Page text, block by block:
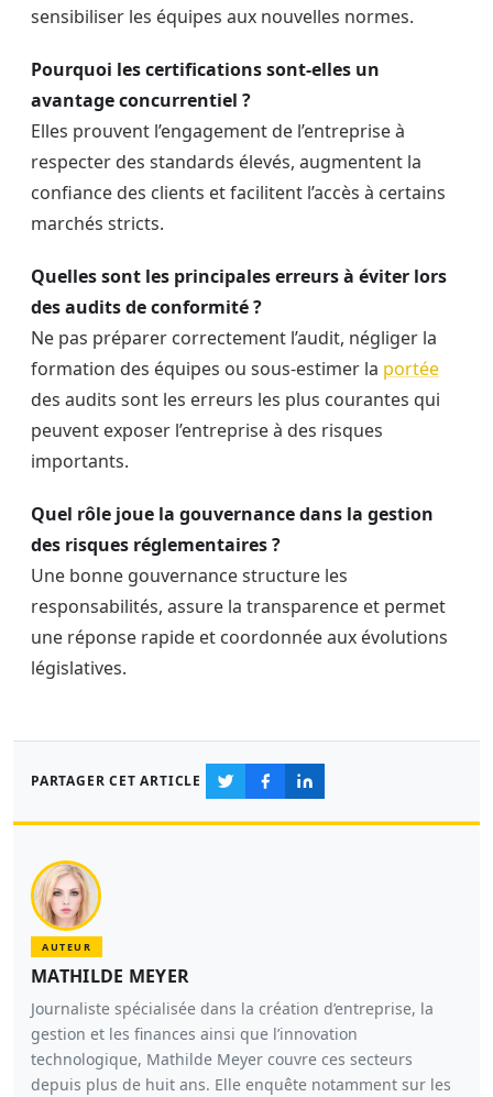
sensibiliser les équipes aux nouvelles normes.
Pourquoi les certifications sont-elles un
avantage concurrentiel ?
Elles prouvent l’engagement de l’entreprise à
respecter des standards élevés, augmentent la
confiance des clients et facilitent l’accès à certains
marchés stricts.
Quelles sont les principales erreurs à éviter lors
des audits de conformité ?
Ne pas préparer correctement l’audit, négliger la
formation des équipes ou sous-estimer la portée
des audits sont les erreurs les plus courantes qui
peuvent exposer l’entreprise à des risques
importants.
Quel rôle joue la gouvernance dans la gestion
des risques réglementaires ?
Une bonne gouvernance structure les
responsabilités, assure la transparence et permet
une réponse rapide et coordonnée aux évolutions
législatives.
PARTAGER CET ARTICLE
AUTEUR
MATHILDE MEYER
Journaliste spécialisée dans la création d’entreprise, la
gestion et les finances ainsi que l’innovation
technologique, Mathilde Meyer couvre ces secteurs
depuis plus de huit ans. Elle enquête notamment sur les